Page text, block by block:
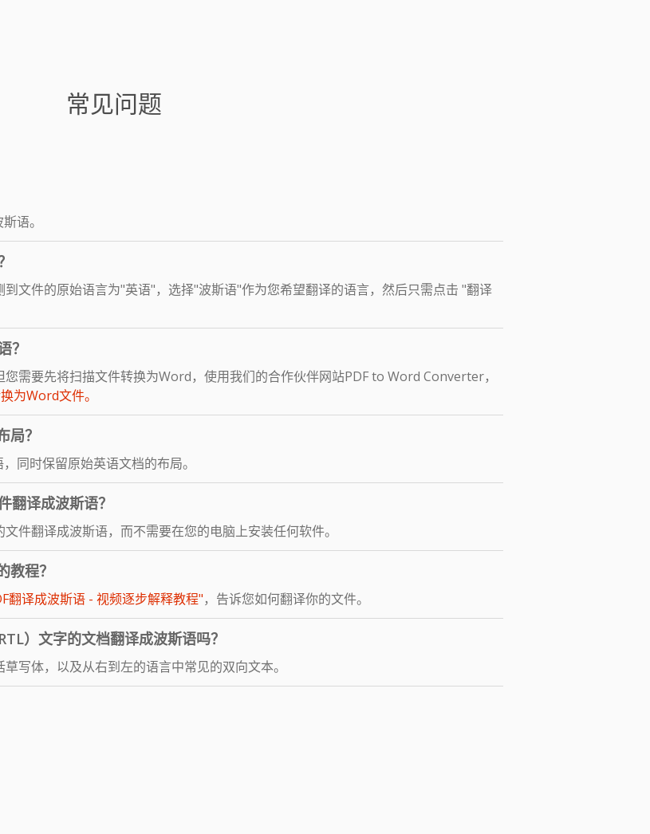
常见问题
语。
文件的原始语言为"英语"，选择"波斯语"作为您希望翻译的语言，然后只需点击 "翻译
？
需要先将扫描文件转换为Word，使用我们的合作伙伴网站PDF to Word Converter，
为Word文件。
局？
同时保留原始英语文档的布局。
翻译成波斯语？
件翻译成波斯语，而不需要在您的电脑上安装任何软件。
教程？
翻译成波斯语 - 视频逐步解释教程"，告诉您如何翻译你的文件。
）文字的文档翻译成波斯语吗？
写体，以及从右到左的语言中常见的双向文本。